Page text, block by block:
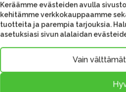
Keräämme evästeiden avulla
kehitämme verkkokauppaamme
tuotteita ja parempia tarjouksia.
asetuksiasi sivun alalaidan
Vain